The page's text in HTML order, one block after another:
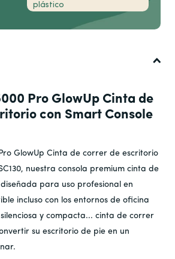
confianza en la solidez y
productos.
a promover un estilo de vida, un
a largo plazo para tu salud y
es nuestra promesa de
paso, pedaleo y zancada.
Lamentablemente, no se pueden
o más unidades, ofrecemos un modelo
Si le interesa obtener más
plástico
Pro GlowUp Cinta de
con Smart Console
GlowUp Cinta de correr de escritorio
nuestra consola premium cinta de
para uso profesional en
incluso con los entornos de oficina
y compacta... cinta de correr
su escritorio de pie en un